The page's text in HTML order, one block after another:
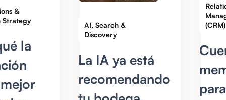
&
Strategy
la
AI, Search &
Discovery
La IA ya está
recomendando
(CRM)